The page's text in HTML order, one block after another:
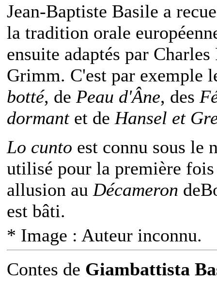
Jean-Baptiste Basile a
la tradition orale
ensuite adaptés par
Grimm. C'est par exemple
botté, de Peau d'Âne, des
dormantet de Hansel et
Lo cunto est connu sous le
utilisé pour la première
allusion au Décameron
est bâti.
* Image : Auteur inconnu.
Contes de Giambattista